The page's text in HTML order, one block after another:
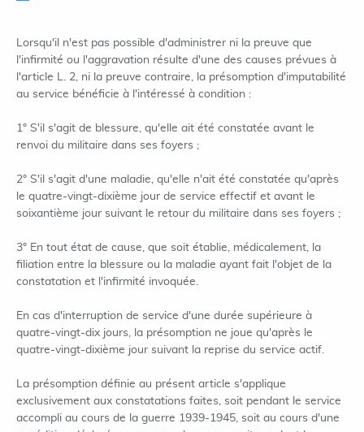
Lorsqu'il n'est pas possible d'administrer ni la preuve que
l'infirmité ou l'aggravation résulte d'une des causes prévues à
l'article L. 2, ni la preuve contraire, la présomption d'imputabilité
au service bénéficie à l'intéressé à condition :
1° S'il s'agit de blessure, qu'elle ait été constatée avant le
renvoi du militaire dans ses foyers ;
2° S'il s'agit d'une maladie, qu'elle n'ait été constatée qu'après
le quatre-vingt-dixième jour de service effectif et avant le
soixantième jour suivant le retour du militaire dans ses foyers ;
3° En tout état de cause, que soit établie, médicalement, la
filiation entre la blessure ou la maladie ayant fait l'objet de la
constatation et l'infirmité invoquée.
En cas d'interruption de service d'une durée supérieure à
quatre-vingt-dix jours, la présomption ne joue qu'après le
quatre-vingt-dixième jour suivant la reprise du service actif.
La présomption définie au présent article s'applique
exclusivement aux constatations faites, soit pendant le service
accompli au cours de la guerre 1939-1945, soit au cours d'une